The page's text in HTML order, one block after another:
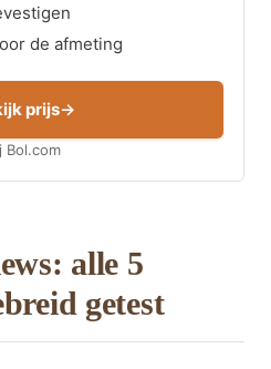
de afmeting
prijs
Bol.com
alle 5
getest